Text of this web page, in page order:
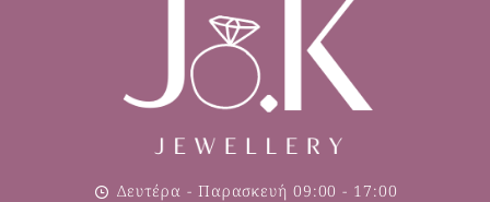
Δευτέρα - Παρασκευή 09:00 - 17:00